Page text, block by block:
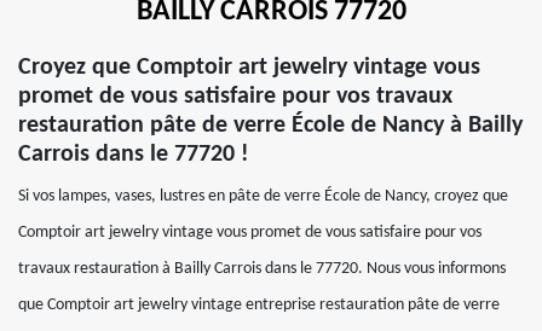
BAILLY CARROIS 77720
Croyez que Comptoir art jewelry vintage vous
promet de vous satisfaire pour vos travaux
restauration pâte de verre École de Nancy à Bailly
Carrois dans le 77720 !
Si vos lampes, vases, lustres en pâte de verre École de Nancy, croyez que
Comptoir art jewelry vintage vous promet de vous satisfaire pour vos
travaux restauration à Bailly Carrois dans le 77720. Nous vous informons
que Comptoir art jewelry vintage entreprise restauration pâte de verre